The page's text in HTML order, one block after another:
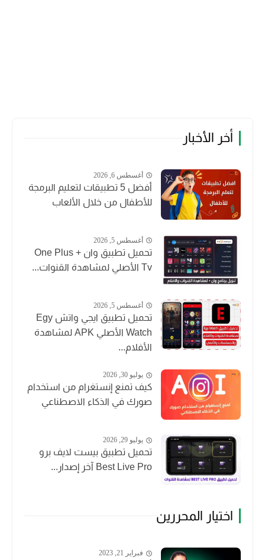
أخر الأخبار
أغسطس 6, 2026
أفضل 5 تطبيقات لتعليم البرمجة
للأطفال من خلال الألعاب
أغسطس 5, 2026
تحميل تطبيق وان + One Plus
Tv الأصلي لمشاهدة القنوات...
أغسطس 5, 2026
تحميل تطبيق ايجي واتش Egy
Watch الأصلي APK لمشاهدة
الأفلام...
يوليو 30, 2026
كيف تمنع إنستغرام من استخدام
صورك في الذكاء الاصطناعي
يوليو 29, 2026
تحميل تطبيق بيست لايف برو
Best Live Pro آخر إصدار...
اختيار المحررين
فبراير 21, 2023